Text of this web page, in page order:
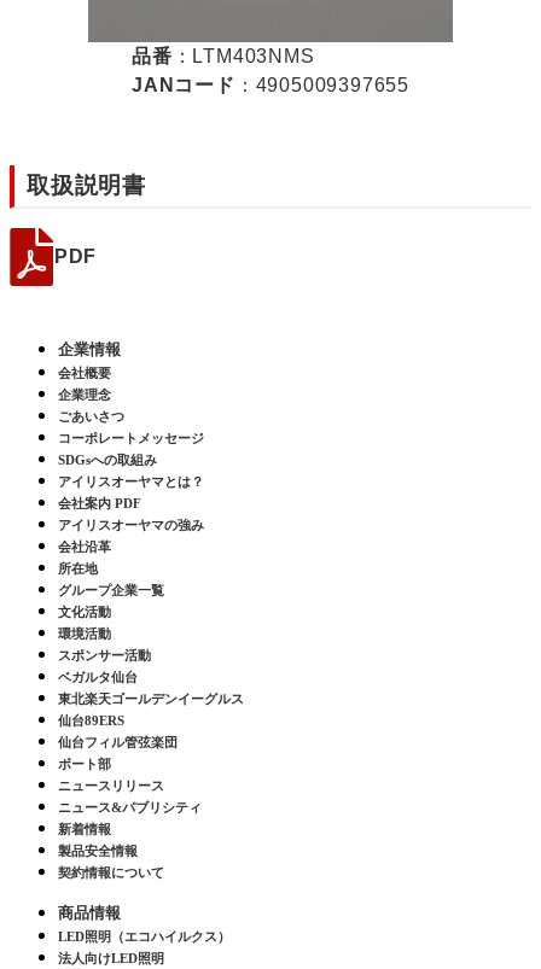
品番 ：LTM403NMS
JANコード ：4905009397655
取扱説明書
PDF
企業情報
会社概要
企業理念
ごあいさつ
コーポレートメッセージ
SDGsへの取組み
アイリスオーヤマとは？
会社案内 PDF
アイリスオーヤマの強み
会社沿革
所在地
グループ企業一覧
文化活動
環境活動
スポンサー活動
ベガルタ仙台
東北楽天ゴールデンイーグルス
仙台89ERS
仙台フィル管弦楽団
ボート部
ニュースリリース
ニュース&パブリシティ
新着情報
製品安全情報
契約情報について
商品情報
LED照明（エコハイルクス）
法人向けLED照明